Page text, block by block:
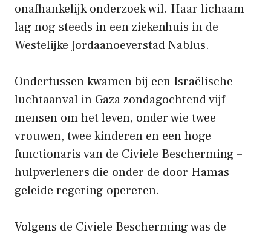
onafhankelijk onderzoek wil. Haar lichaam
lag nog steeds in een ziekenhuis in de
Westelijke Jordaanoeverstad Nablus.
Ondertussen kwamen bij een Israëlische
luchtaanval in Gaza zondagochtend vijf
mensen om het leven, onder wie twee
vrouwen, twee kinderen en een hoge
functionaris van de Civiele Bescherming –
hulpverleners die onder de door Hamas
geleide regering opereren.
Volgens de Civiele Bescherming was de